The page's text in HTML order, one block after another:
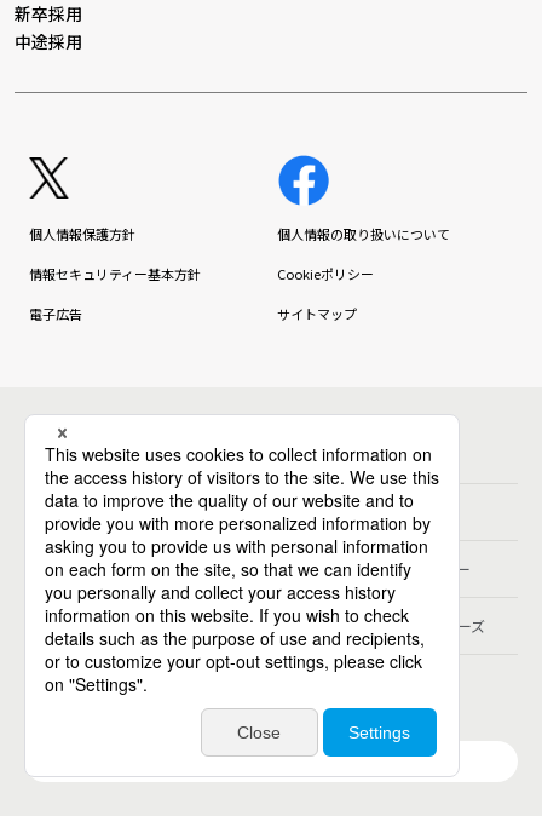
新卒採用
中途採用
個人情報保護方針 個人情報の取り扱いについて
情報セキュリティー基本方針 Cookieポリシー
電子広告 サイトマップ
グループ会社
パーソルホールディングス パーソルテンプスタッフ
パーソルビジネスプロセスデザイン パーソルクロステクノロジー
パーソルキャリア パーソルデジタルベンチャーズ
パーソル総合研究所
グループ会社一覧